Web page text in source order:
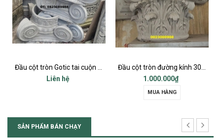
Liên hệ
1.000.000₫
MUA HÀNG
SẢN PHẨM BÁN CHẠY